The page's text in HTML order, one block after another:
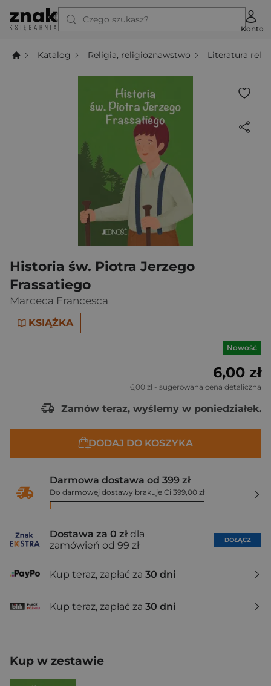
Czego szukasz?
Konto
Katalog Religia, religioznawstwo Literatura
Historia św. Piotra Jerzego
Frassatiego
Marceca Francesca
KSIĄŻKA
Nowość
6,00 zł
6,00 zł - sugerowana cena detaliczna
Zamów teraz, wyślemy w poniedziałek.
DODAJ DO KOSZYKA
Darmowa dostawa od 399 zł
Do darmowej dostawy brakuje Ci 399,00 zł
Dostawa za 0 zł dla
zamówień od 99 zł
DOŁĄCZ
Kup teraz, zapłać za 30 dni
Kup teraz, zapłać za 30 dni
Kup w zestawie